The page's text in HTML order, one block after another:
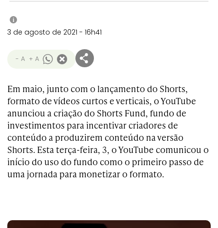
i
3 de agosto de 2021 - 16h41
- A + A
Em maio, junto com o lançamento do Shorts,
formato de vídeos curtos e verticais, o YouTube
anunciou a criação do Shorts Fund, fundo de
investimentos para incentivar criadores de
conteúdo a produzirem conteúdo na versão
Shorts. Esta terça-feira, 3, o YouTube comunicou o
início do uso do fundo como o primeiro passo de
uma jornada para monetizar o formato.